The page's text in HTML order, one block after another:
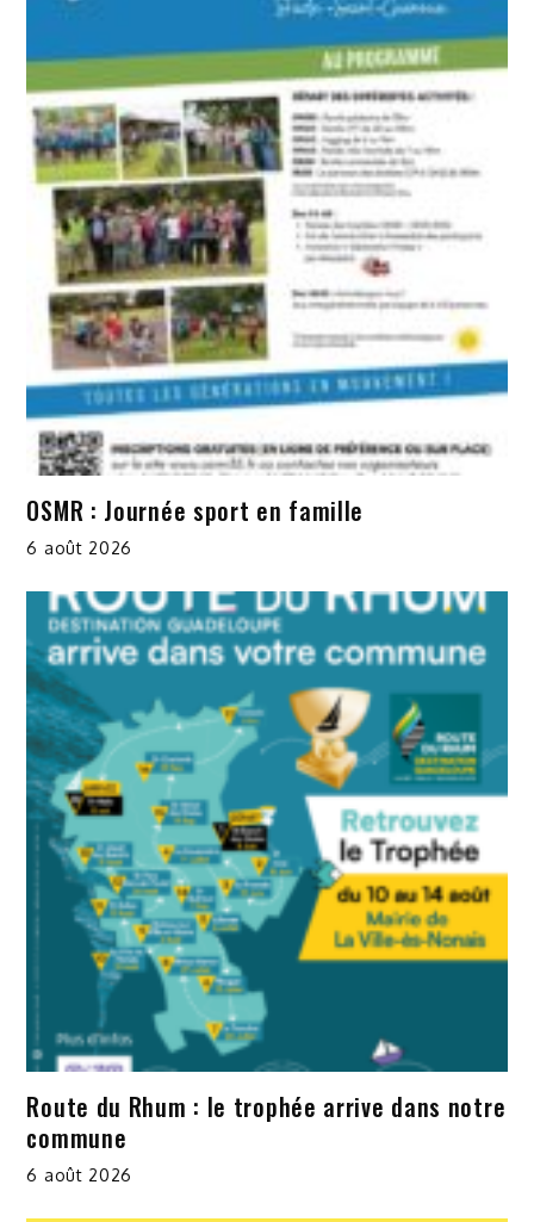
OSMR : Journée sport en famille
6 août 2026
Route du Rhum : le trophée arrive dans notre
commune
6 août 2026